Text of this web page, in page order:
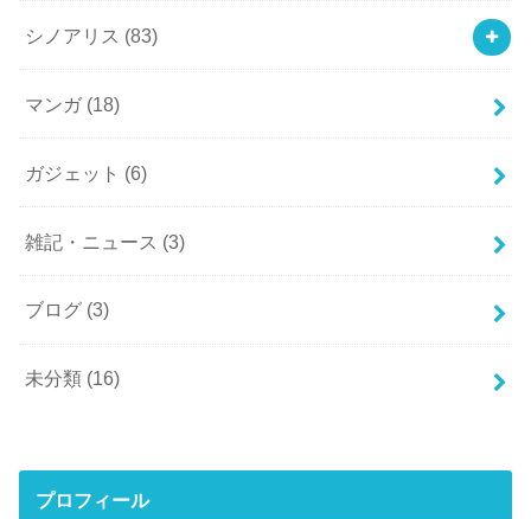
シノアリス (83)
マンガ (18)
ガジェット (6)
雑記・ニュース (3)
ブログ (3)
未分類 (16)
プロフィール